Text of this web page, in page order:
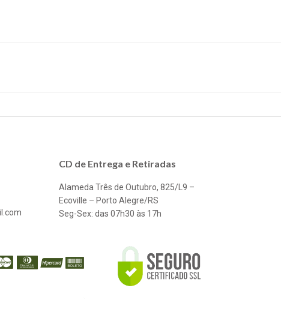
CD de Entrega e Retiradas
Alameda Três de Outubro, 825/L9 –
Ecoville – Porto Alegre/RS
Seg-Sex: das 07h30 às 17h